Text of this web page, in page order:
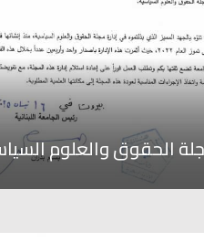
الحقوق والعلوم